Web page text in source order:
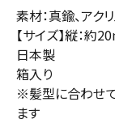
素材：真鍮、アク
【サイズ】縦：
日本製
箱入り
※髪型に合わせ
ます